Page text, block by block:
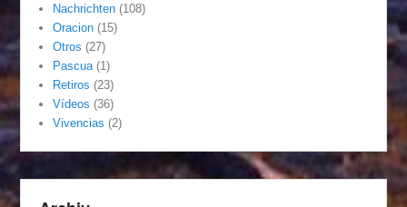
Nachrichten (108)
Oracion (15)
Otros (27)
Pascua (1)
Retiros (23)
Vídeos (36)
Vivencias (2)